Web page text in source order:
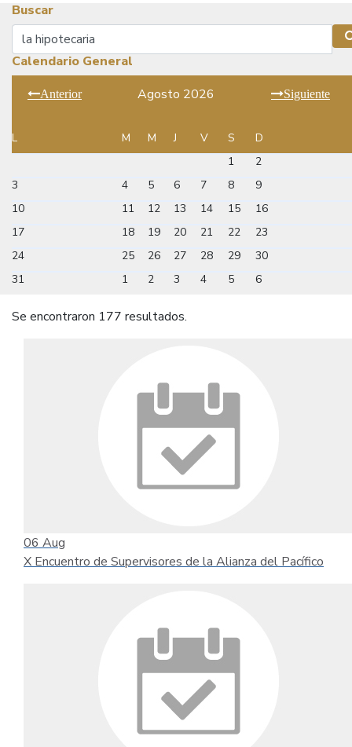
Buscar
Buscar
Calendario General
Anterior Agosto 2026 Siguiente
L M M J V S
D
1
2
3
4 5 6 7 8
9
10
11 12 13 14 15
16
17
18 19 20 21 22
23
24
25 26 27 28 29
30
31
1 2 3 4 5 6
Se encontraron 177 resultados.
06 Aug
X Encuentro de Supervisores de la Alianza del Pacífico